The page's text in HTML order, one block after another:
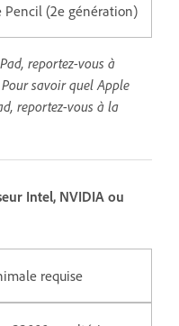
Pencil (2e génération)
reportez-vous à
Pour savoir quel Apple
reportez-vous à la
Intel, NVIDIA ou
requise